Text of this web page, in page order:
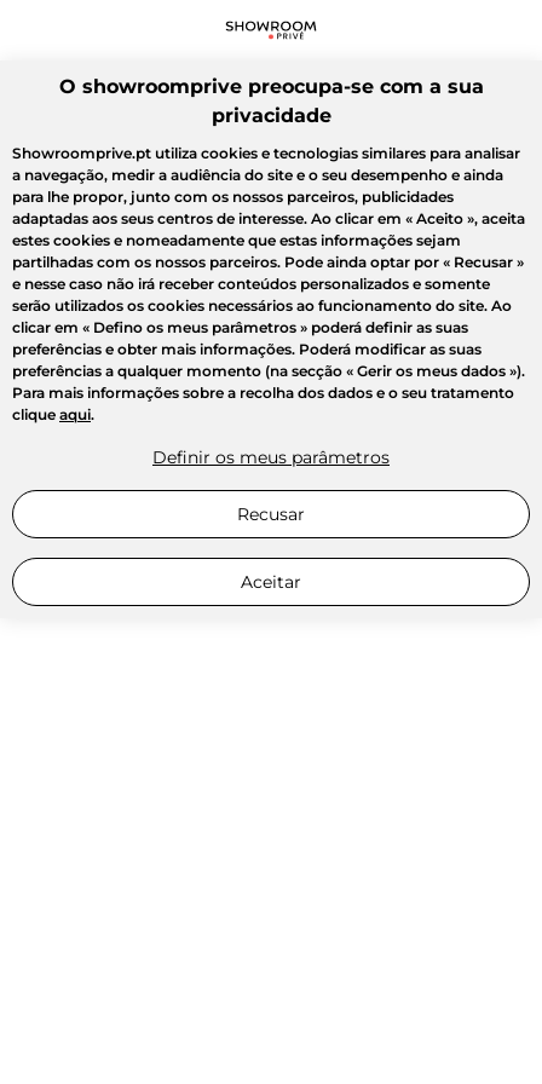
O showroomprive preocupa-se com a sua
privacidade
Showroomprive.pt utiliza cookies e tecnologias similares para analisar
a navegação, medir a audiência do site e o seu desempenho e ainda
para lhe propor, junto com os nossos parceiros, publicidades
adaptadas aos seus centros de interesse. Ao clicar em « Aceito », aceita
estes cookies e nomeadamente que estas informações sejam
partilhadas com os nossos parceiros. Pode ainda optar por « Recusar »
e nesse caso não irá receber conteúdos personalizados e somente
serão utilizados os cookies necessários ao funcionamento do site. Ao
clicar em « Defino os meus parâmetros » poderá definir as suas
preferências e obter mais informações. Poderá modificar as suas
preferências a qualquer momento (na secção « Gerir os meus dados »).
Para mais informações sobre a recolha dos dados e o seu tratamento
clique aqui.
Definir os meus parâmetros
Recusar
Aceitar